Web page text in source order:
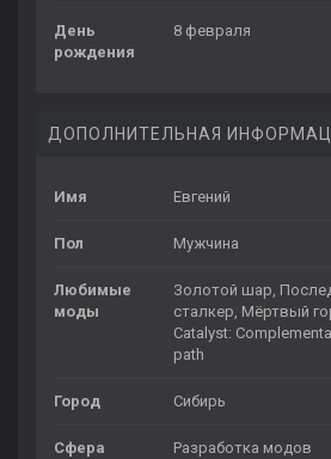
День
рождения
8 февраля
ДОПОЛНИТЕЛЬНАЯ
Имя Евгений
Пол Мужчина
Любимые
моды
Золотой шар,
сталкер, Мёртвый
Catalyst:
path
Город Сибирь
Сфера
Разработка модов